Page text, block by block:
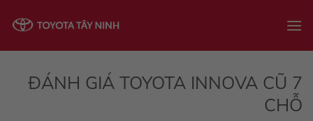
ĐÁNH GIÁ TOYOTA INNOVA CŨ 7
CHỖ